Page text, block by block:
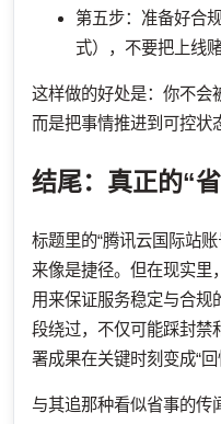
第五步：准备好合
式），不要把上线
这样做的好处是：你不会
而是把事情推进到可控状
结尾：真正的“
标题里的“腾讯云国际站
来像是捷径。但在现实里
用来保证服务稳定与合规
段绕过，不仅可能踩封禁
署成果在关键时刻变成“回
与其追那种看似省事的传